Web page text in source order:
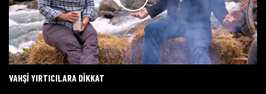
VAHŞI YIRTICILARA DIKKAT